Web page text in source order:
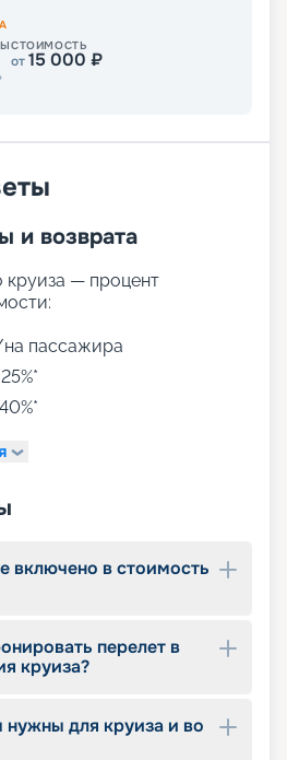
СТОИМОСТЬ
от15 000 ₽
и возврата
круиза — процент
пассажира
включено в стоимость
перелет в
круиза?
для круиза и во